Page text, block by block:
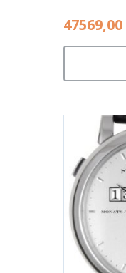
47569,00